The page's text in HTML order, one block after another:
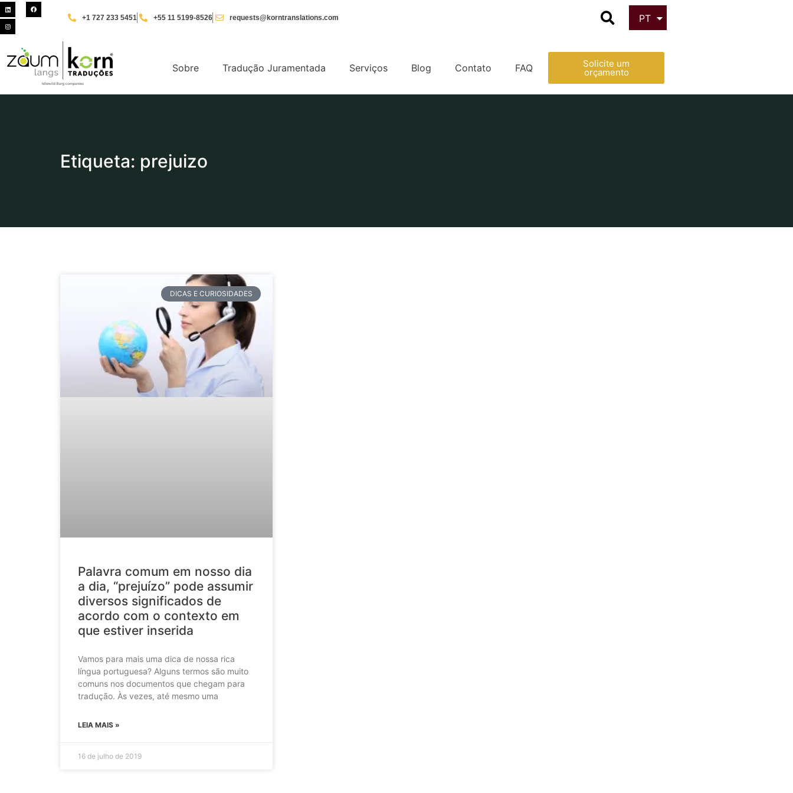
+1 727 233 5451 +55 11 5199-8526 requests@korntranslations.com PT
ES
Sobre Tradução Juramentada Serviços Blog Contato FAQ Solicite um
orçamento
Etiqueta: prejuizo
DICAS E CURIOSIDADES
Palavra comum em nosso dia
a dia, “prejuízo” pode assumir
diversos significados de
acordo com o contexto em
que estiver inserida
Vamos para mais uma dica de nossa rica
língua portuguesa? Alguns termos são muito
comuns nos documentos que chegam para
tradução. Às vezes, até mesmo uma
LEIA MAIS »
16 de julho de 2019